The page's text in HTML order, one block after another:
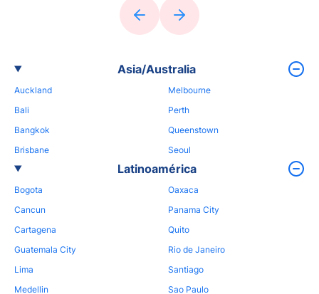
Asia/Australia
Auckland
Bali
Bangkok
Brisbane
Melbourne
Perth
Queenstown
Seoul
Latinoamérica
Bogota
Cancun
Cartagena
Guatemala City
Lima
Medellin
Oaxaca
Panama City
Quito
Rio de Janeiro
Santiago
Sao Paulo